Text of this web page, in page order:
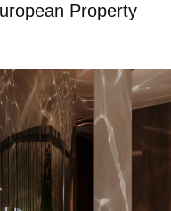
Property